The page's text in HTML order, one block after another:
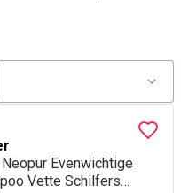
uitstekende
is de bedenker van het
met de
van de Laboratoires
Evenwichtige
Vette Schilfers